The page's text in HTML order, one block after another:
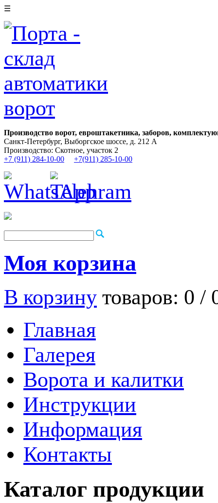
☰
Производство ворот, евроштакетника, заборов,
Санкт-Петербург, Выборгское шоссе, д. 212 А
Производство: Скотное, участок 2
+7 (911) 284-10-00
+7(911) 285-10-00
Моя корзина
В корзину товаров: 0 /
Главная
Галерея
Ворота и калитки
Инструкции
Информация
Контакты
Каталог продукции